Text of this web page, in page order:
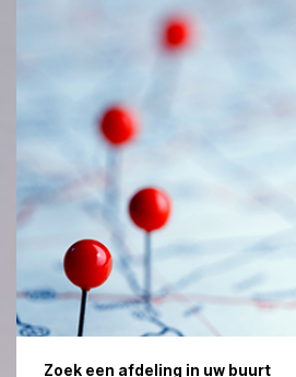
Zoek een afdeling in uw buurt